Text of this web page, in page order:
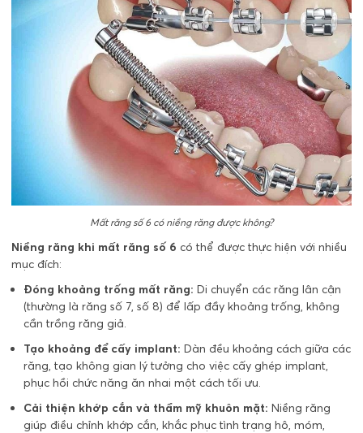
Mất răng số 6 có niềng răng được không?
Niềng răng khi mất răng số 6 có thể được thực hiện với nhiều
mục đích:
Đóng khoảng trống mất răng: Di chuyển các răng lân cận
(thường là răng số 7, số 8) để lấp đầy khoảng trống, không
cần trồng răng giả.
Tạo khoảng để cấy implant: Dàn đều khoảng cách giữa các
răng, tạo không gian lý tưởng cho việc cấy ghép implant,
phục hồi chức năng ăn nhai một cách tối ưu.
Cải thiện khớp cắn và thẩm mỹ khuôn mặt: Niềng răng
giúp điều chỉnh khớp cắn, khắc phục tình trạng hô, móm,